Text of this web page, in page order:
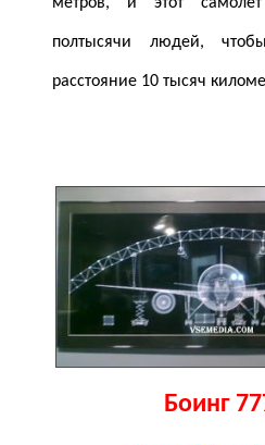
полтысячи людей,
расстояние 10 тысяч
Боинг